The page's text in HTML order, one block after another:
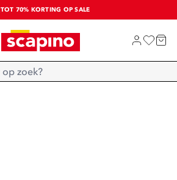
TOT 70% KORTING OP SALE
SALE: LAATSTE KANS!
SHOP NIEUW
Home